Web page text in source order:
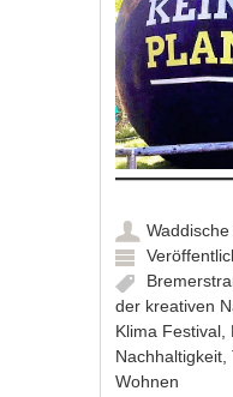
der kreativen
Klima Festival,
Nachhaltigkeit,
Wohnen